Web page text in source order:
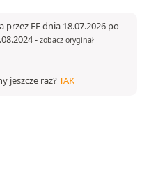
przez FF dnia 18.07.2026 po
- zobacz oryginał
jeszcze raz?TAK